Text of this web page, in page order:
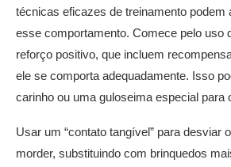
técnicas eficazes de treinamento podem
esse comportamento. Comece pelo uso
reforço positivo, que incluem
ele se comporta adequadamente. Isso
carinho ou uma guloseima especial para
Usar um “contato tangível” para desviar
morder, substituindo com brinquedos